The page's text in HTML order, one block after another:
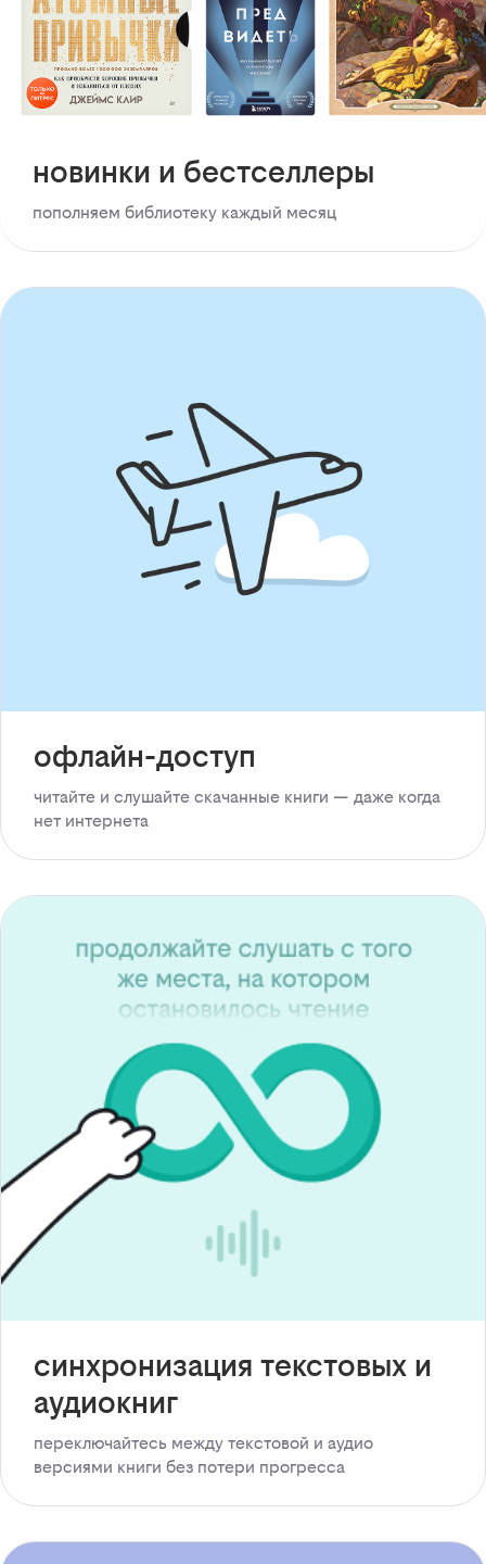
новинки и бестселлеры
пополняем библиотеку каждый месяц
офлайн-доступ
читайте и слушайте скачанные книги — даже когда
нет интернета
синхронизация текстовых и
аудиокниг
переключайтесь между текстовой и аудио
версиями книги без потери прогресса